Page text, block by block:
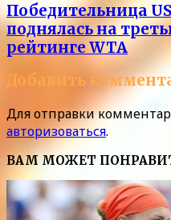
Победительница
поднялась на
рейтинге WTA
Добавить
Для отправки
авторизоваться.
ВАМ МОЖЕТ